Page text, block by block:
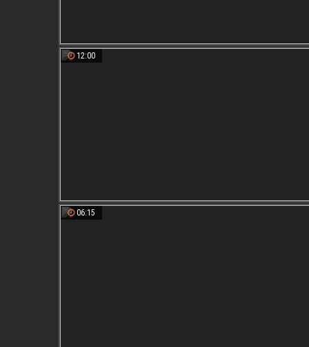
12:00
06:15